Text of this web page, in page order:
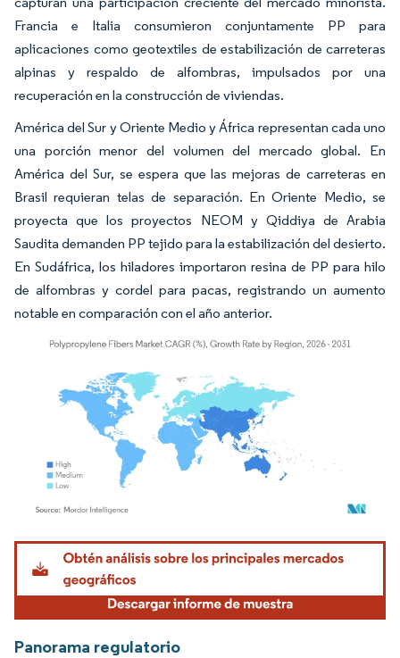
Francia e Italia consumieron conjuntamente PP para
aplicaciones como geotextiles de estabilización de carreteras
alpinas y respaldo de alfombras, impulsados por una
recuperación en la construcción de viviendas.
América del Sur y Oriente Medio y África representan cada uno
una porción menor del volumen del mercado global. En
América del Sur, se espera que las mejoras de carreteras en
Brasil requieran telas de separación. En Oriente Medio, se
proyecta que los proyectos NEOM y Qiddiya de Arabia
Saudita demanden PP tejido para la estabilización del desierto.
En Sudáfrica, los hiladores importaron resina de PP para hilo
de alfombras y cordel para pacas, registrando un aumento
notable en comparación con el año anterior.
Imagen © Mordor Intelligence. El uso requiere atribución según CC BY 4.0.
Panorama regulatorio